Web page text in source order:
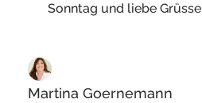
Sonntag und liebe Grüsse
Martina Goernemann